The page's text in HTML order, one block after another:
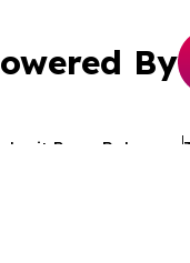
By
Press Release